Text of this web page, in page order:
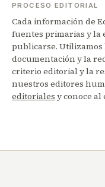
PROCESO EDITORIAL
Cada información de
fuentes primarias y la
publicarse.
documentación y la
criterio editorial y la
nuestros editores
editoriales y conoce